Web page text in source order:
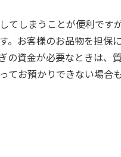
てしまうことが便利で
お客様のお品物を担保
資金が必要なときは、
お預かりできない場合